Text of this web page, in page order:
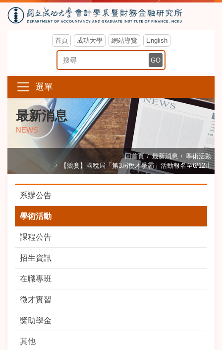
首頁 成功大學 網站導覽 English
搜尋關鍵字 GO
選單
最新消息
NEWS
回首頁 最新消息
學術活動
【競賽】國稅局「第3屆稅才爭霸」活動報名至6/12止
系辦公告
學術活動
課程公告
招生資訊
在職專班
徵才實習
獎助學金
其他